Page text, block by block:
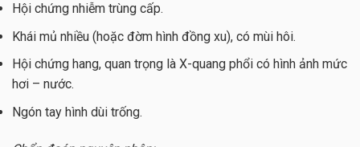
Hội chứng nhiễm trùng cấp.
Khái mủ nhiều (hoặc đờm hình đồng xu), có mùi hôi.
Hội chứng hang, quan trọng là X-quang phổi có hình ảnh mức
hơi – nước.
Ngón tay hình dùi trống.